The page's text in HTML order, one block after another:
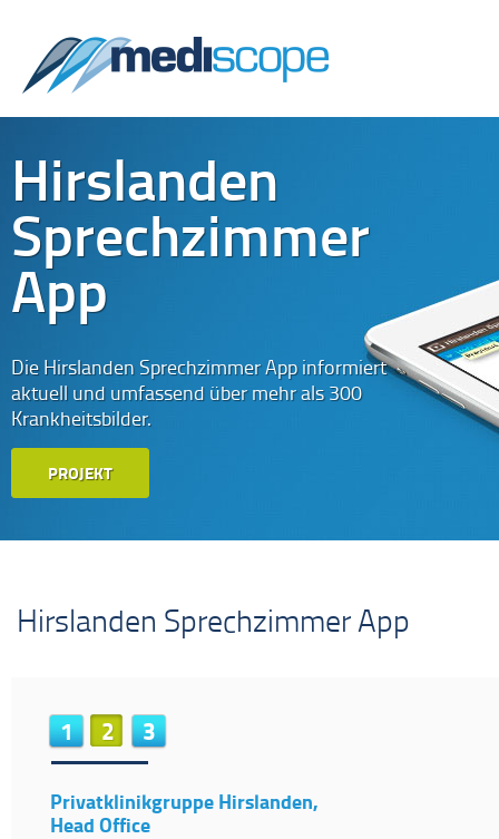
Hirslanden
Sprechzimmer
App
Die Hirslanden Sprechzimmer App informiert
aktuell und umfassend über mehr als 300
Krankheitsbilder.
PROJEKT
Hirslanden Sprechzimmer App
Privatklinikgruppe Hirslanden,
Head Office
1 2 3